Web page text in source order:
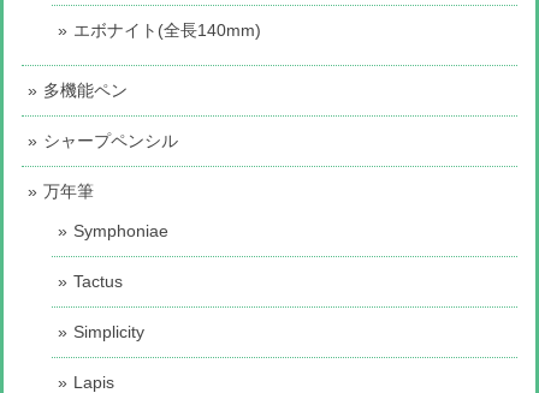
エボナイト(全長140mm)
多機能ペン
シャープペンシル
万年筆
Symphoniae
Tactus
Simplicity
Lapis